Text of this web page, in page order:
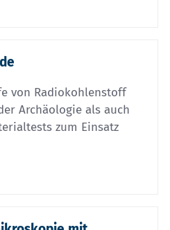
von Radiokohlenstoff
Archäologie als auch
zum Einsatz